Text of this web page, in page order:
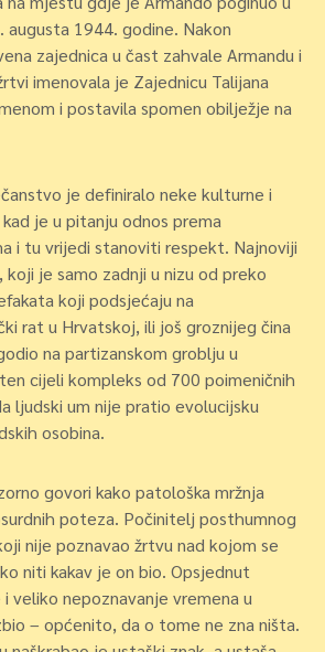
augusta 1944. godine. Nakon
zajednica u čast zahvale Armandu i
imenovala je Zajednicu Talijana
i postavila spomen obilježje na
je definiralo neke kulturne i
je u pitanju odnos prema
i tu vrijedi stanoviti respekt. Najnoviji
je samo zadnji u nizu od preko
koji podsjećaju na
rat u Hrvatskoj, ili još groznijeg čina
na partizanskom groblju u
cijeli kompleks od 700 poimeničnih
ljudski um nije pratio evolucijsku
osobina.
govori kako patološka mržnja
poteza. Počinitelj posthumnog
nije poznavao žrtvu nad kojom se
niti kakav je on bio. Opsjednut
veliko nepoznavanje vremena u
– općenito, da o tome ne zna ništa.